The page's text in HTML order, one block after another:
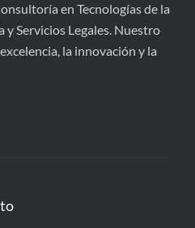
en Tecnologías de la
Servicios Legales. Nuestro
la innovación y la